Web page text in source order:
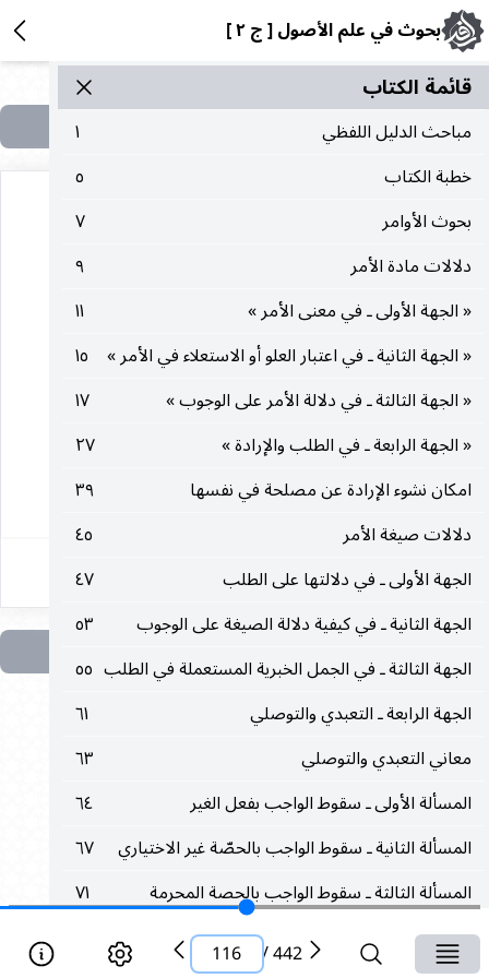
بحوث في علم الأصول [ ج ٢ ]
قائمة الکتاب
مباحث الدليل اللفظي
١
خطبة الكتاب
٥
بحوث الأوامر
٧
دلالات مادة الأمر
٩
« الجهة الأولى ـ في معنى الأمر »
١١
« الجهة الثانية ـ في اعتبار العلو أو الاستعلاء في الأمر » ١٥
« الجهة الثالثة ـ في دلالة الأمر على الوجوب »
١٧
« الجهة الرابعة ـ في الطلب والإرادة »
٢٧
امكان نشوء الإرادة عن مصلحة في نفسها
٣٩
دلالات صيغة الأمر
٤٥
الجهة الأولى ـ في دلالتها على الطلب
٤٧
الجهة الثانية ـ في كيفية دلالة الصيغة على الوجوب
٥٣
الجهة الثالثة ـ في الجمل الخبرية المستعملة في الطلب ٥٥
الجهة الرابعة ـ التعبدي والتوصلي
٦١
معاني التعبدي والتوصلي
٦٣
المسألة الأولى ـ سقوط الواجب بفعل الغير
٦٤
المسألة الثانية ـ سقوط الواجب بالحصّة غير الاختياري
٦٧
المسألة الثالثة ـ سقوط الواجب بالحصة المحرمة
٧١
المسألة الرابعة ـ سقوط الواجب بغير قصد القربة
هذه الصفحة في الكتاب لا تحتوي على نص
١١٦
442
/
116